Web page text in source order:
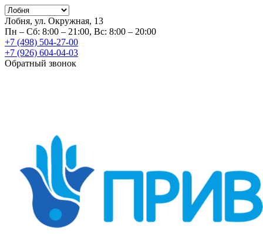
Лобня, ул. Окружная, 13
Пн – Сб: 8:00 – 21:00, Вс: 8:00 – 20:00
+7 (498) 504-27-00
+7 (926) 604-04-03
Обратный звонок